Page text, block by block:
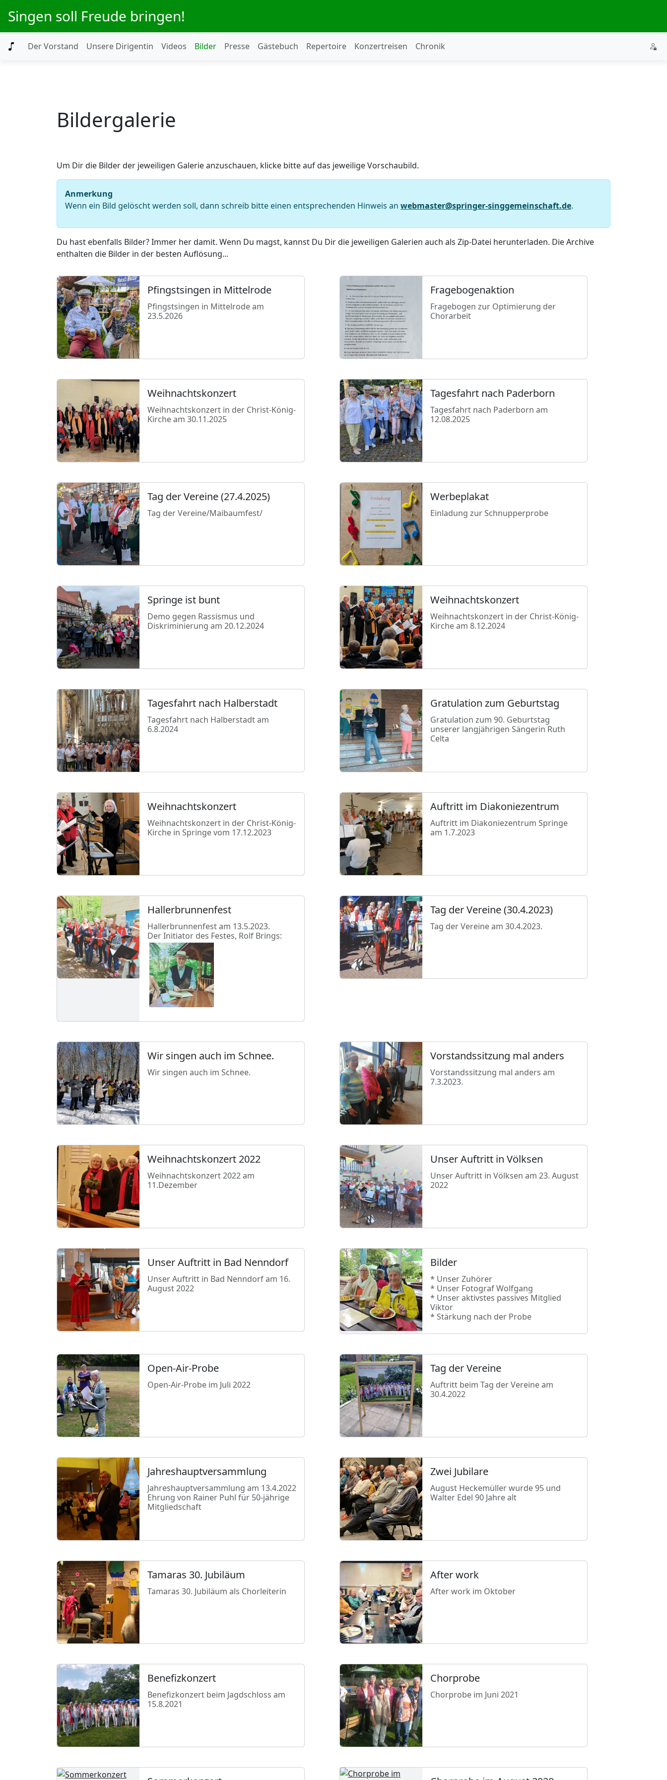
Singen soll Freude bringen!
Der Vorstand Unsere Dirigentin Videos Bilder Presse Gästebuch Repertoire Konzertreisen Chronik
Bildergalerie
Um Dir die Bilder der jeweiligen Galerie anzuschauen, klicke bitte auf das jeweilige Vorschaubild.
Anmerkung
Wenn ein Bild gelöscht werden soll, dann schreib bitte einen entsprechenden Hinweis an webmaster@springer-singgemeinschaft.de.
Du hast ebenfalls Bilder? Immer her damit. Wenn Du magst, kannst Du Dir die jeweiligen Galerien auch als Zip-Datei herunterladen. Die Archive
enthalten die Bilder in der besten Auflösung...
Pfingstsingen in Mittelrode
Pfingstsingen in Mittelrode am
23.5.2026
Fragebogenaktion
Fragebogen zur Optimierung der
Chorarbeit
Weihnachtskonzert
Weihnachtskonzert in der Christ-König-
Kirche am 30.11.2025
Tagesfahrt nach Paderborn
Tagesfahrt nach Paderborn am
12.08.2025
Tag der Vereine (27.4.2025)
Tag der Vereine/Maibaumfest/
Werbeplakat
Einladung zur Schnupperprobe
Springe ist bunt
Demo gegen Rassismus und
Diskriminierung am 20.12.2024
Weihnachtskonzert
Weihnachtskonzert in der Christ-König-
Kirche am 8.12.2024
Tagesfahrt nach Halberstadt
Tagesfahrt nach Halberstadt am
6.8.2024
Gratulation zum Geburtstag
Gratulation zum 90. Geburtstag
unserer langjährigen Sängerin Ruth
Celta
Weihnachtskonzert
Weihnachtskonzert in der Christ-König-
Kirche in Springe vom 17.12.2023
Auftritt im Diakoniezentrum
Auftritt im Diakoniezentrum Springe
am 1.7.2023
Hallerbrunnenfest
Hallerbrunnenfest am 13.5.2023.
Der Initiator des Festes, Rolf Brings:
Tag der Vereine (30.4.2023)
Tag der Vereine am 30.4.2023.
Wir singen auch im Schnee.
Wir singen auch im Schnee.
Vorstandssitzung mal anders
Vorstandssitzung mal anders am
7.3.2023.
Weihnachtskonzert 2022
Weihnachtskonzert 2022 am
11.Dezember
Unser Auftritt in Völksen
Unser Auftritt in Völksen am 23. August
2022
Unser Auftritt in Bad Nenndorf
Unser Auftritt in Bad Nenndorf am 16.
August 2022
Bilder
* Unser Zuhörer
* Unser Fotograf Wolfgang
* Unser aktivstes passives Mitglied
Viktor
* Stärkung nach der Probe
Open-Air-Probe
Open-Air-Probe im Juli 2022
Tag der Vereine
Auftritt beim Tag der Vereine am
30.4.2022
Jahreshauptversammlung
Jahreshauptversammlung am 13.4.2022
Ehrung von Rainer Puhl für 50-jährige
Mitgliedschaft
Zwei Jubilare
August Heckemüller wurde 95 und
Walter Edel 90 Jahre alt
Tamaras 30. Jubiläum
Tamaras 30. Jubiläum als Chorleiterin
After work
After work im Oktober
Benefizkonzert
Benefizkonzert beim Jagdschloss am
15.8.2021
Chorprobe
Chorprobe im Juni 2021